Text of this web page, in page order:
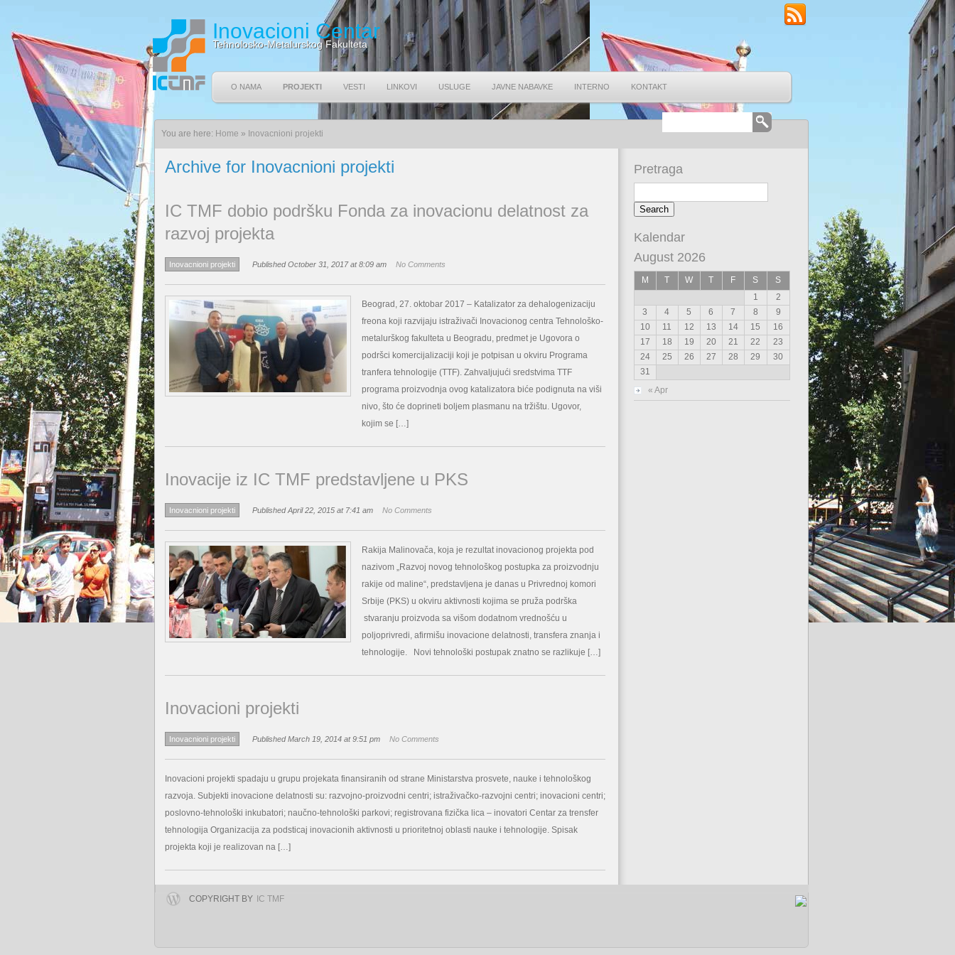
Inovacioni Centar
Tehnolosko-Metalurskog Fakulteta
O NAMA PROJEKTI VESTI LINKOVI USLUGE JAVNE NABAVKE INTERNO KONTAKT
You are here: Home » Inovacnioni projekti
Archive for Inovacnioni projekti
IC TMF dobio podršku Fonda za inovacionu delatnost za
razvoj projekta
Inovacnioni projekti Published October 31, 2017 at 8:09 am No Comments
Beograd, 27. oktobar 2017 – Katalizator za dehalogenizaciju
freona koji razvijaju istraživači Inovacionog centra Tehnološko-
metalurškog fakulteta u Beogradu, predmet je Ugovora o
podršci komercijalizaciji koji je potpisan u okviru Programa
tranfera tehnologije (TTF). Zahvaljujući sredstvima TTF
programa proizvodnja ovog katalizatora biće podignuta na viši
nivo, što će doprineti boljem plasmanu na tržištu. Ugovor,
kojim se […]
Inovacije iz IC TMF predstavljene u PKS
Inovacnioni projekti Published April 22, 2015 at 7:41 am No Comments
Rakija Malinovača, koja je rezultat inovacionog projekta pod
nazivom „Razvoj novog tehnološkog postupka za proizvodnju
rakije od maline“, predstavljena je danas u Privrednoj komori
Srbije (PKS) u okviru aktivnosti kojima se pruža podrška
stvaranju proizvoda sa višom dodatnom vrednošću u
poljoprivredi, afirmišu inovacione delatnosti, transfera znanja i
tehnologije. Novi tehnološki postupak znatno se razlikuje […]
Inovacioni projekti
Inovacnioni projekti Published March 19, 2014 at 9:51 pm No Comments
Inovacioni projekti spadaju u grupu projekata finansiranih od strane Ministarstva prosvete, nauke i tehnološkog
razvoja. Subjekti inovacione delatnosti su: razvojno-proizvodni centri; istraživačko-razvojni centri; inovacioni centri;
poslovno-tehnološki inkubatori; naučno-tehnološki parkovi; registrovana fizička lica – inovatori Centar za trensfer
tehnologija Organizacija za podsticaj inovacionih aktivnosti u prioritetnoj oblasti nauke i tehnologije. Spisak
projekta koji je realizovan na […]
Pretraga
Kalendar
August 2026
M T W T F S
S
1
2
3
4 5 6 7 8
9
10
11 12 13 14 15
16
17
18 19 20 21 22
23
24
25 26 27 28 29
30
31
« Apr
COPYRIGHT BY IC TMF